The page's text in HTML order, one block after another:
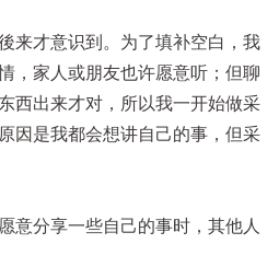
来才意识到。为了填补空白，我
，家人或朋友也许愿意听；但聊
西出来才对，所以我一开始做采
因是我都会想讲自己的事，但采
意分享一些自己的事时，其他人